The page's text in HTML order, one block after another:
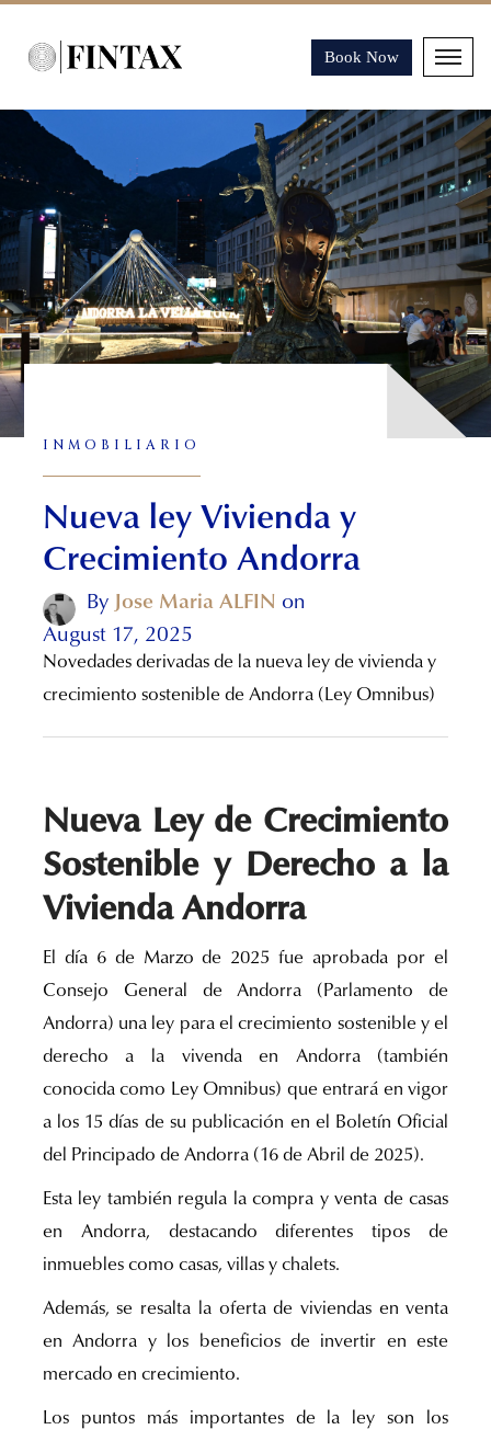
Book Now
INMOBILIARIO
Nueva ley Vivienda y
Crecimiento Andorra
By Jose Maria ALFIN on
August 17, 2025
Novedades derivadas de la nueva ley de vivienda y
crecimiento sostenible de Andorra (Ley Omnibus)
Nueva Ley de Crecimiento
Sostenible y Derecho a la
Vivienda Andorra
El día 6 de Marzo de 2025 fue aprobada por el
Consejo General de Andorra (Parlamento de
Andorra) una ley para el crecimiento sostenible y el
derecho a la vivenda en Andorra (también
conocida como Ley Omnibus) que entrará en vigor
a los 15 días de su publicación en el Boletín Oficial
del Principado de Andorra (16 de Abril de 2025).
Esta ley también regula la compra y venta de casas
en Andorra, destacando diferentes tipos de
inmuebles como casas, villas y chalets.
Además, se resalta la oferta de viviendas en venta
en Andorra y los beneficios de invertir en este
mercado en crecimiento.
Los puntos más importantes de la ley son los